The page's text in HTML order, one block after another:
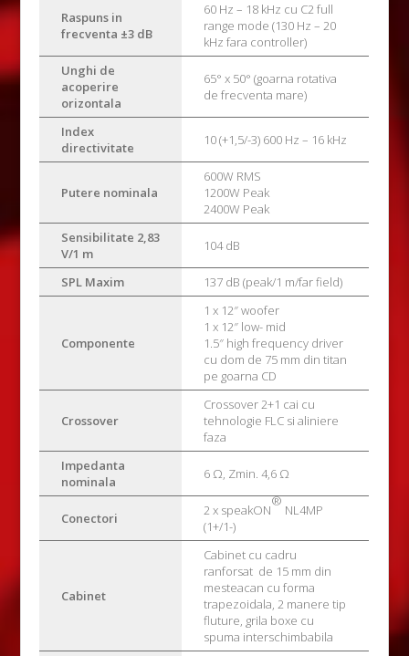
Raspuns in
frecventa ±3 dB
60 Hz – 18 kHz cu C2 full
range mode (130 Hz – 20
kHz fara controller)
Unghi de
acoperire
orizontala
65° x 50° (goarna rotativa
de frecventa mare)
Index
directivitate
10 (+1,5/-3) 600 Hz – 16 kHz
Putere nominala
600W RMS
1200W Peak
2400W Peak
Sensibilitate 2,83
V/1 m
104 dB
SPL Maxim 137 dB (peak/1 m/far field)
Componente
1 x 12″ woofer
1 x 12″ low- mid
1.5″ high frequency driver
cu dom de 75 mm din titan
pe goarna CD
Crossover
Crossover 2+1 cai cu
tehnologie FLC si aliniere
faza
Impedanta
nominala
6 Ω, Zmin. 4,6 Ω
Conectori 2 x speakON
®
NL4MP
(1+/1-)
Cabinet
Cabinet cu cadru
ranforsat de 15 mm din
mesteacan cu forma
trapezoidala, 2 manere tip
fluture, grila boxe cu
spuma interschimbabila